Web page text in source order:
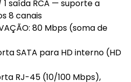
1 saída RCA — suporte a
8 canais
80 Mbps (soma de
SATA para HD interno (HD
RJ-45 (10/100 Mbps),